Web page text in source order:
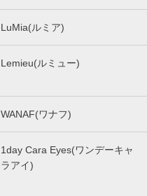
LuMia(ルミア)
Lemieu(ルミュー)
WANAF(ワナフ)
1day Cara Eyes(ワンデーキャ
ラアイ)